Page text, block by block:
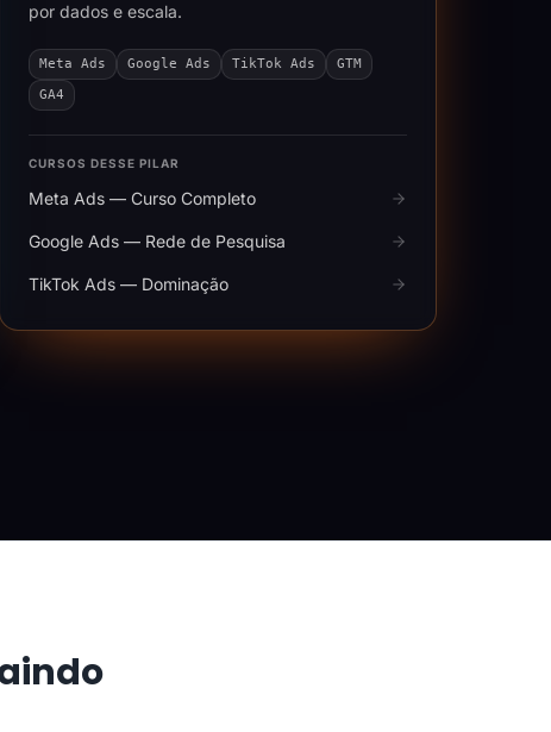
por dados e escala.
Meta Ads Google Ads TikTok Ads
GTM
GA4
CURSOS DESSE PILAR
Meta Ads — Curso Completo
Google Ads — Rede de Pesquisa
TikTok Ads — Dominação